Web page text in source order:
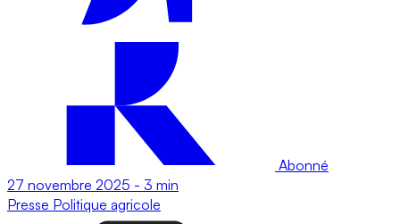
Abonné
27 novembre 2025 - 3 min
Presse Politique agricole